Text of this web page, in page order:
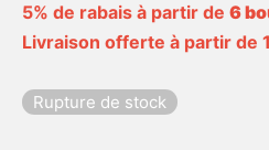
5% de rabais à partir de 6
Livraison offerte à partir de
Rupture de stock